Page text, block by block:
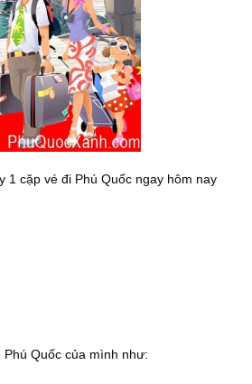
1 cặp vé đi Phú Quốc ngay hôm nay
Quốc của mình như: